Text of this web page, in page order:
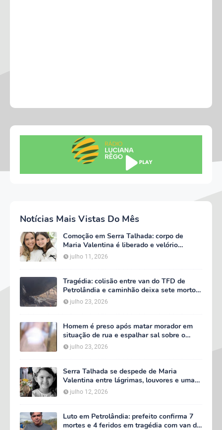
Notícias Mais Vistas Do Mês
Comoção em Serra Talhada: corpo de
Maria Valentina é liberado e velório
começa às 5h deste domingo
julho 11, 2026
Tragédia: colisão entre van do TFD de
Petrolândia e caminhão deixa sete mortos
em Floresta
julho 23, 2026
Homem é preso após matar morador em
situação de rua e espalhar sal sobre o
corpo em Serra Talhada
julho 23, 2026
Serra Talhada se despede de Maria
Valentina entre lágrimas, louvores e uma
multidão que caminhou ao lado da família
julho 12, 2026
Luto em Petrolândia: prefeito confirma 7
mortes e 4 feridos em tragédia com van do